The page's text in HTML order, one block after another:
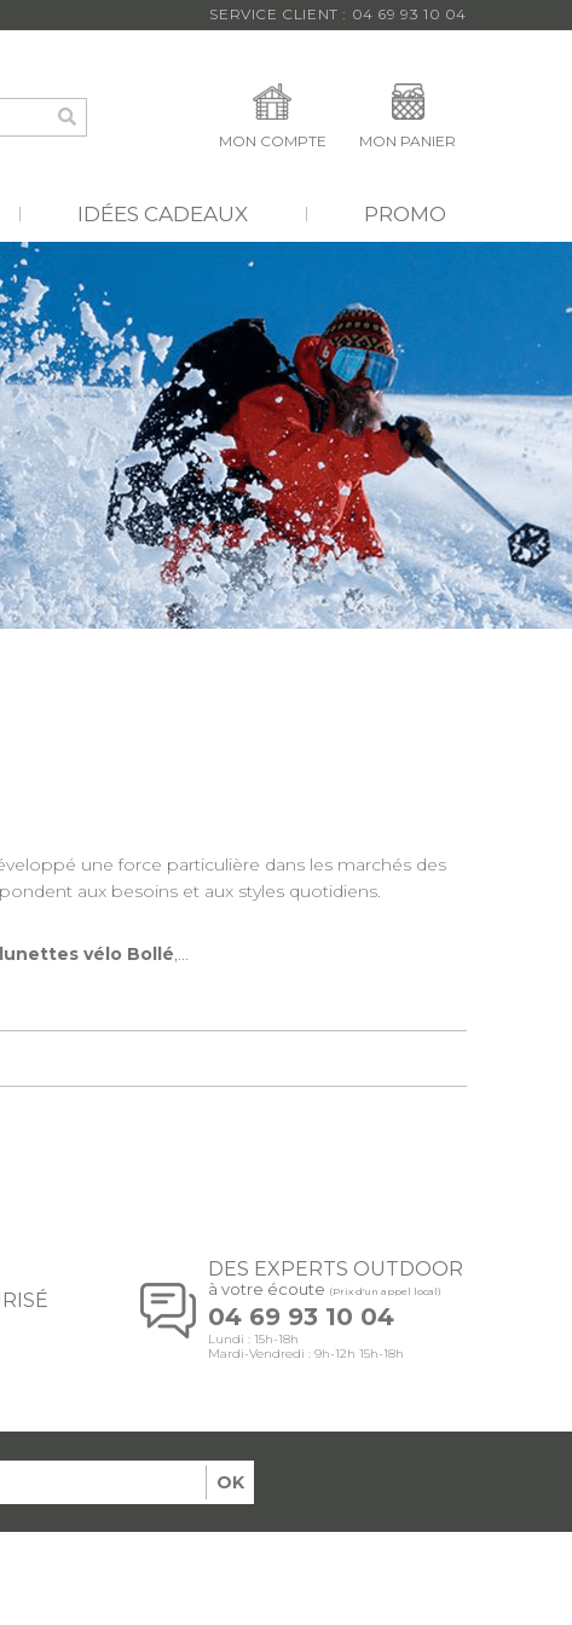
SERVICE CLIENT : 04 69 93 10 04
MON COMPTE MON PANIER
IDÉES CADEAUX PROMO
une force particulière dans les marchés des
aux besoins et aux styles quotidiens.
lunettes vélo Bollé,...
DES EXPERTS OUTDOOR
à votre écoute (Prix d'un appel local)
04 69 93 10 04
Lundi : 15h-18h
Mardi-Vendredi : 9h-12h 15h-18h
OK